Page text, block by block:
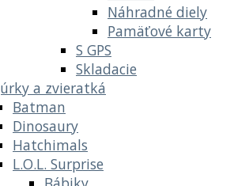
Náhradné diely
Pamäťové karty
S GPS
Skladacie
a zvieratká
Batman
Dinosaury
Hatchimals
L.O.L. Surprise